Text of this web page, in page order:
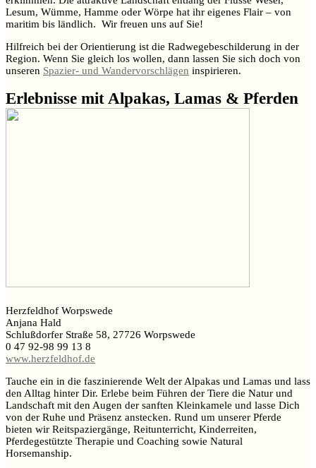
Lesum, Wümme, Hamme oder Wörpe hat ihr eigenes Flair – von
maritim bis ländlich. Wir freuen uns auf Sie!
Hilfreich bei der Orientierung ist die Radwegebeschilderung in der
Region. Wenn Sie gleich los wollen, dann lassen Sie sich doch von
unseren Spazier- und Wandervorschlägen inspirieren.
Erlebnisse mit Alpakas, Lamas & Pferden
Herzfeldhof Worpswede
Anjana Hald
Schlußdorfer Straße 58, 27726 Worpswede
0 47 92-98 99 13 8
www.herzfeldhof.de
Tauche ein in die faszinierende Welt der Alpakas und Lamas und lass
den Alltag hinter Dir. Erlebe beim Führen der Tiere die Natur und
Landschaft mit den Augen der sanften Kleinkamele und lasse Dich
von der Ruhe und Präsenz anstecken. Rund um unserer Pferde
bieten wir Reitspaziergänge, Reitunterricht, Kinderreiten,
Pferdegestützte Therapie und Coaching sowie Natural
Horsemanship.